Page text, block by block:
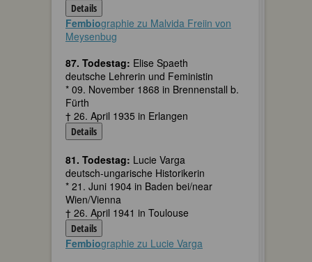
Details
Fembiographie zu Malvida Freiin von
Meysenbug
87. Todestag: Elise Spaeth
deutsche Lehrerin und Feministin
* 09. November 1868 in Brennenstall b.
Fürth
† 26. April 1935 in Erlangen
Details
81. Todestag: Lucie Varga
deutsch-ungarische Historikerin
* 21. Juni 1904 in Baden bei/near
Wien/Vienna
† 26. April 1941 in Toulouse
Details
Fembiographie zu Lucie Varga